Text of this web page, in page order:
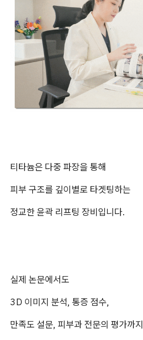
티타늄은 다중 파장을 통해
피부 구조를 깊이별로 타겟팅하는
정교한 윤곽 리프팅 장비입니다.
실제 논문에서도
3D 이미지 분석, 통증 점수,
만족도 설문, 피부과 전문의 평가까지